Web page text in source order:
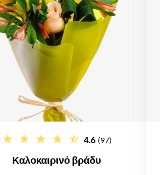
4.6 (97)
Καλοκαιρινό βράδυ